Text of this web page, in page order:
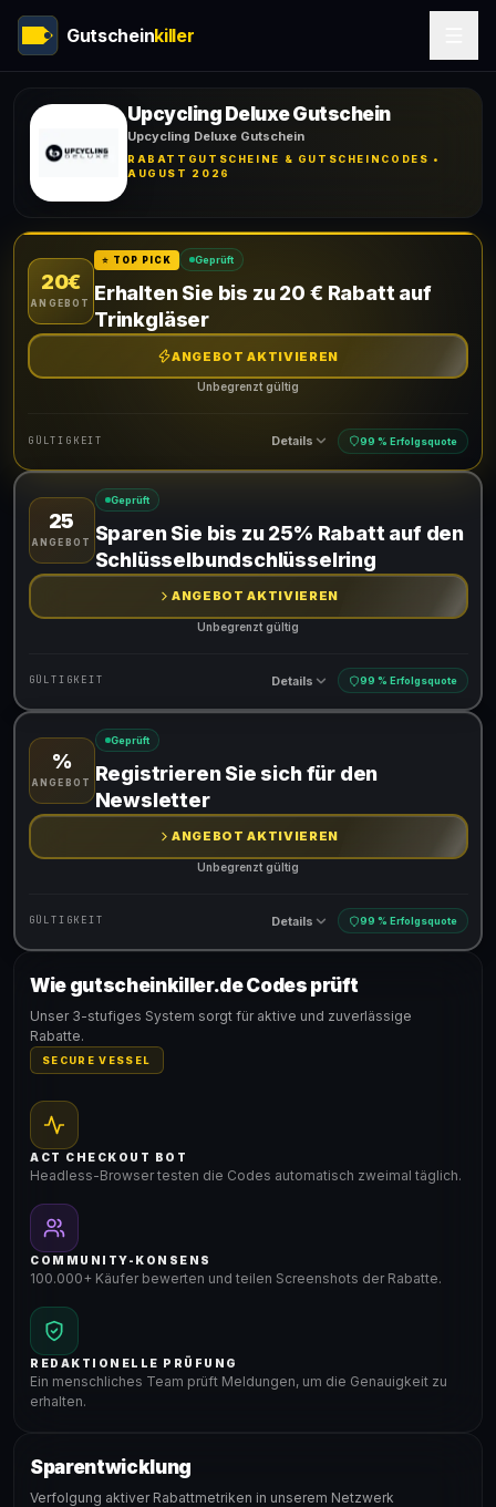
Gutscheinkiller
Upcycling Deluxe Gutschein
Upcycling Deluxe Gutschein
RABATTGUTSCHEINE & GUTSCHEINCODES •
AUGUST 2026
20€
ANGEBOT
⭐ TOP PICK Geprüft
Erhalten Sie bis zu 20 € Rabatt auf
Trinkgläser
ANGEBOT AKTIVIEREN
Unbegrenzt gültig
GÜLTIGKEIT Details 99 % Erfolgsquote
Gültig für teilnehmende Produkte
25
ANGEBOT
Geprüft
Sparen Sie bis zu 25% Rabatt auf den
Schlüsselbundschlüsselring
ANGEBOT AKTIVIEREN
Unbegrenzt gültig
GÜLTIGKEIT Details 99 % Erfolgsquote
Gültig für teilnehmende Produkte
%
ANGEBOT
Geprüft
Registrieren Sie sich für den
Newsletter
ANGEBOT AKTIVIEREN
Unbegrenzt gültig
GÜLTIGKEIT Details 99 % Erfolgsquote
Gültig für teilnehmende Produkte
Wie gutscheinkiller.de Codes prüft
Unser 3-stufiges System sorgt für aktive und zuverlässige
Rabatte.
SECURE VESSEL
ACT CHECKOUT BOT
Headless-Browser testen die Codes automatisch zweimal täglich.
COMMUNITY-KONSENS
100.000+ Käufer bewerten und teilen Screenshots der Rabatte.
REDAKTIONELLE PRÜFUNG
Ein menschliches Team prüft Meldungen, um die Genauigkeit zu
erhalten.
Sparentwicklung
Verfolgung aktiver Rabattmetriken in unserem Netzwerk